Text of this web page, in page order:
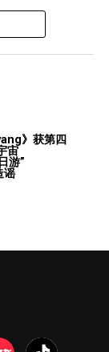
》获第四
宙
游”
谣